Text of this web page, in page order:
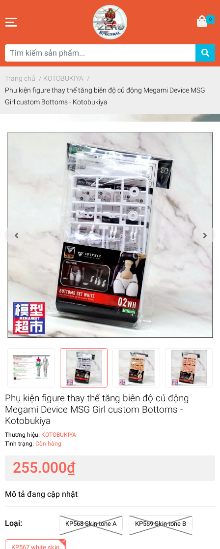
0
Trang chủ / KOTOBUKIYA /
Phụ kiện figure thay thế tăng biên độ củ động Megami Device MSG
Girl custom Bottoms - Kotobukiya
Phụ kiện figure thay thế tăng biên độ củ động
Megami Device MSG Girl custom Bottoms -
Kotobukiya
Thương hiệu: KOTOBUKIYA
Tình trạng: Còn hàng
255.000₫
Mô tả đang cập nhật
Loại: KP568 Skin tone A KP569 Skin tone B
KP567 white skin